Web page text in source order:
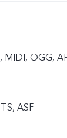
OGG,
ASF